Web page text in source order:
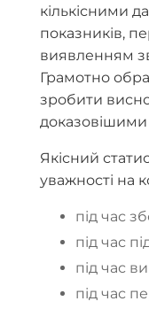
кількісними
показників,
виявленням
Грамотно
зробити
Якісний
уважності на
під час
під час
під час
під час